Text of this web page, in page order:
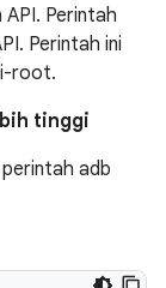
API. Perintah
Perintah ini
root.
tinggi
adb